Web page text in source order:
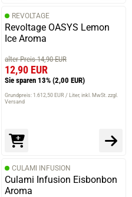
REVOLTAGE
Revoltage OASYS Lemon
Ice Aroma
alter Preis 14,90 EUR
12,90 EUR
Sie sparen 13% (2,00 EUR)
Grundpreis: 1.612,50 EUR / Liter inkl. MwSt. zzgl.
Versand
CULAMI INFUSION
Culami Infusion Eisbonbon
Aroma